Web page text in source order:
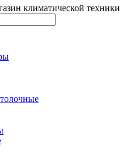
климатической техники